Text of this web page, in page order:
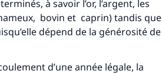
à savoir l’or, l’argent, les
bovin et caprin) tandis que
dépend de la générosité de
d’une année légale, la